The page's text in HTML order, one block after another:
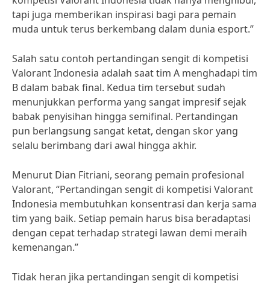
tapi juga memberikan inspirasi bagi para pemain
muda untuk terus berkembang dalam dunia esport.”
Salah satu contoh pertandingan sengit di kompetisi
Valorant Indonesia adalah saat tim A menghadapi tim
B dalam babak final. Kedua tim tersebut sudah
menunjukkan performa yang sangat impresif sejak
babak penyisihan hingga semifinal. Pertandingan
pun berlangsung sangat ketat, dengan skor yang
selalu berimbang dari awal hingga akhir.
Menurut Dian Fitriani, seorang pemain profesional
Valorant, “Pertandingan sengit di kompetisi Valorant
Indonesia membutuhkan konsentrasi dan kerja sama
tim yang baik. Setiap pemain harus bisa beradaptasi
dengan cepat terhadap strategi lawan demi meraih
kemenangan.”
Tidak heran jika pertandingan sengit di kompetisi